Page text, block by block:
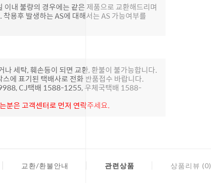
내 불량의 경우에는 같은 제품으로 교환해드리며
용후 발생하는 AS에 대해서는 AS 가능여부를
세탁, 훼손등이 되면 교환, 환불이 불가능합니다.
에 표기된 택배사로 전화 반품접수 바랍니다.
CJ택배 1588-1255, 우체국택배 1588-
분은 고객센터로 먼저 연락주세요.
교환/환불안내 관련상품 상품리뷰 (0)